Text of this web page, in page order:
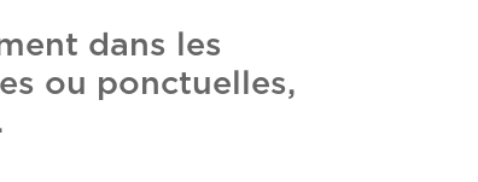
dans les
ou ponctuelles,